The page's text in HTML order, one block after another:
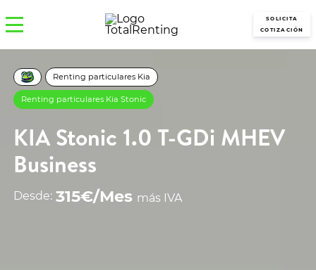
SOLICITA
COTIZACIÓN
Renting particulares Kia
Renting particulares Kia Stonic
KIA Stonic 1.0 T-GDi MHEV
Business
Desde: 315€/Mes más IVA